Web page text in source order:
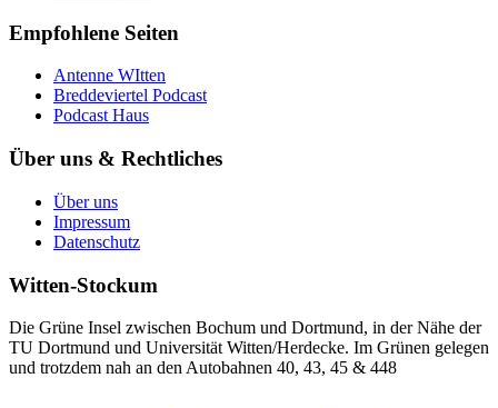
Empfohlene Seiten
Antenne WItten
Breddeviertel Podcast
Podcast Haus
Über uns & Rechtliches
Über uns
Impressum
Datenschutz
Witten-Stockum
Die Grüne Insel zwischen Bochum und Dortmund, in der Nähe der
TU Dortmund und Universität Witten/Herdecke. Im Grünen gelegen
und trotzdem nah an den Autobahnen 40, 43, 45 & 448